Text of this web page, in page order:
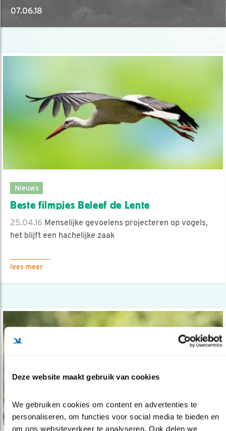
Deze website maakt gebruik van cookies
We gebruiken cookies om content en advertenties te
personaliseren, om functies voor social media te bieden en
om ons websiteverkeer te analyseren. Ook delen we
07.06.18
Nieuws
Beste filmpjes Beleef de Lente
25.04.16 Menselijke gevoelens projecteren op vogels,
het blijft een hachelijke zaak
lees meer